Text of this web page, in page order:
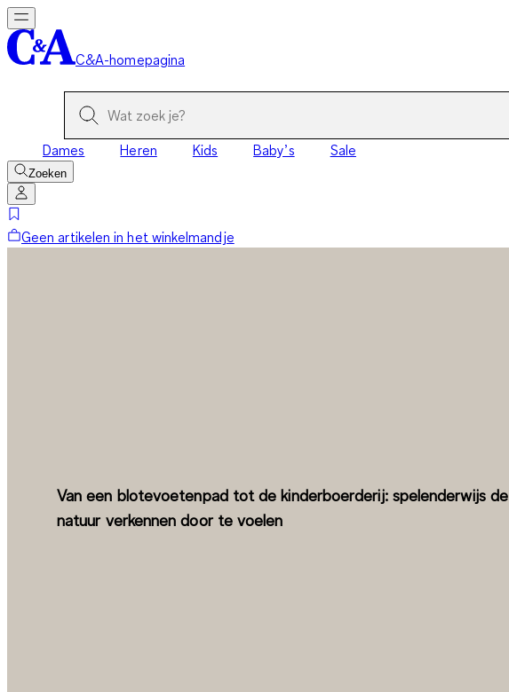
C&A-homepagina
Dames Heren Kids Baby’s Sale
Zoeken
Geen artikelen in het winkelmandje
Van een blotevoetenpad tot de kinderboerderij: spelenderwijs de
natuur verkennen door te voelen